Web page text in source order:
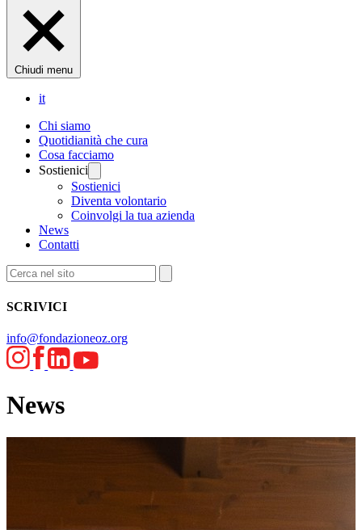
Chiudi menu
it
Chi siamo
Quotidianità che cura
Cosa facciamo
Sostienici
Sostienici
Diventa volontario
Coinvolgi la tua azienda
News
Contatti
SCRIVICI
info@fondazioneoz.org
News